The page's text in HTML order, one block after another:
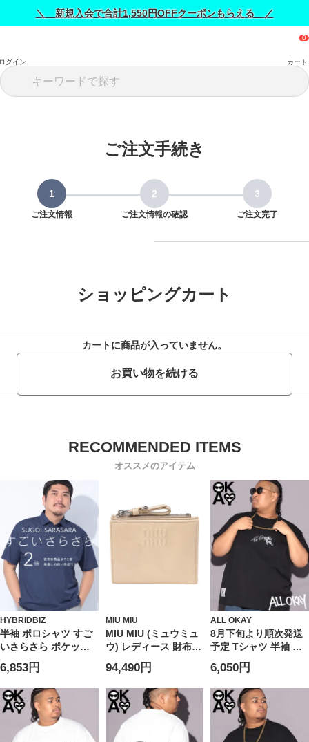
＼ 新規入会で合計1,550円OFFクーポンもらえる ／
グイン カート
ご注文手続き
ご注文情報 ご注文情報の確認 ご注文完了
ショッピングカート
カートに商品が入っていません。
お買い物を続ける
オススメのアイテム
HYBRIDBIZ
半袖 ポロシャツ すご
いさらさら ポケット
トップス 無地 涼しい
春 夏 大きいサイズ メ
ンズ ビジネス
6,853円
MIU MIU
MIU MIU (ミュウミュ
ウ) レディース 財布
シワ加工 シャインレ
ザー 二つ折り ウォレ
ット
MIU5ML0502A44
94,490円
ALL OKAY
8月下旬より順次発送
予定 Tシャツ 半袖 メ
ンズ 大きいサイズ フ
ロント刺繍×バックプ
リント クルーネック
カットソー トップス
Tシャツ ストリート
カジュアル プリント
シャツ クルー コット
6,050円